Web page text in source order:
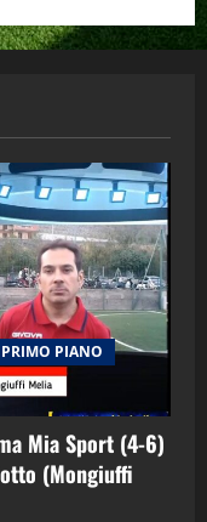
PRIMO PIANO
Mia Sport (4-6)
(Mongiuffi